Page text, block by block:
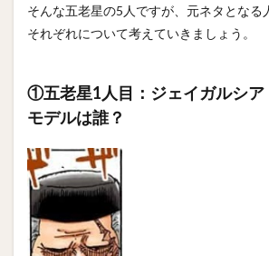
そんな五老星の5人ですが、元ネタとなる
それぞれについて考えていきましょう。
①五老星1人目：ジェイガルシア
モデルは誰？